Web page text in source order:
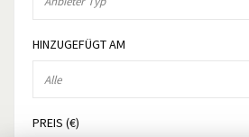
HINZUGEFÜGT AM
PREIS (€)